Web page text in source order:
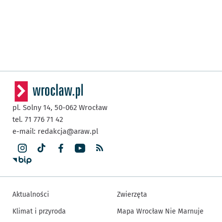
pl. Solny 14, 50-062 Wrocław
tel. 71 776 71 42
e-mail: redakcja@araw.pl
Aktualności
Klimat i przyroda
Zwierzęta
Mapa Wrocław Nie Marnuje